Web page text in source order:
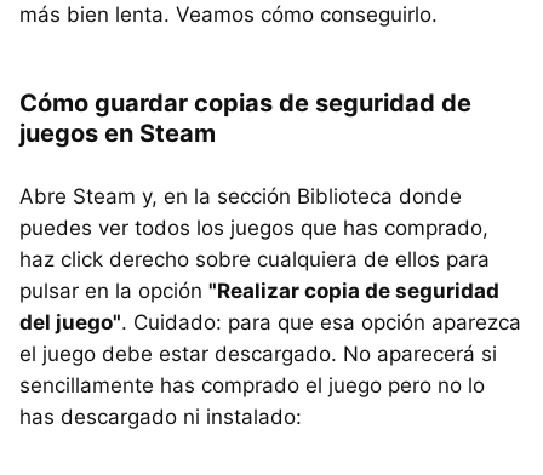
más bien lenta. Veamos cómo conseguirlo.
Cómo guardar copias de seguridad de
juegos en Steam
Abre Steam y, en la sección Biblioteca donde
puedes ver todos los juegos que has comprado,
haz click derecho sobre cualquiera de ellos para
pulsar en la opción "Realizar copia de seguridad
del juego". Cuidado: para que esa opción aparezca
el juego debe estar descargado. No aparecerá si
sencillamente has comprado el juego pero no lo
has descargado ni instalado: